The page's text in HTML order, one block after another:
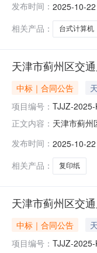
址：天津市
发布时间： 2025-10-
相关产品：
台式计算机
天津市蓟州区交
中标｜合同公告
项目编号： TJJZ-
正文内容： 天津市蓟州
东丽区
发布时间： 2025-10-
相关产品：
复印纸
天津市蓟州区交
中标｜合同公告
项目编号： TJJZ-